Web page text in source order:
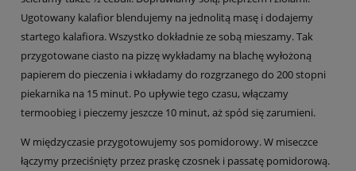
Ugotowany kalafior blendujemy na jednolitą masę i dodajemy
startego kalafiora. Wszystko dokładnie ze sobą mieszamy. Tak
przygotowane ciasto na pizzę wykładamy na blachę wyłożoną
papierem do pieczenia i wkładamy do rozgrzanego do 200 stopni
piekarnika na 15 minut. Po upływie tego czasu, włączamy
termoobieg i pieczemy jeszcze 10 minut, aż spód się zarumieni.
W międzyczasie przygotowujemy sos pomidorowy. W miseczce
łączymy przeciśnięty przez praskę czosnek i passatę pomidorową.